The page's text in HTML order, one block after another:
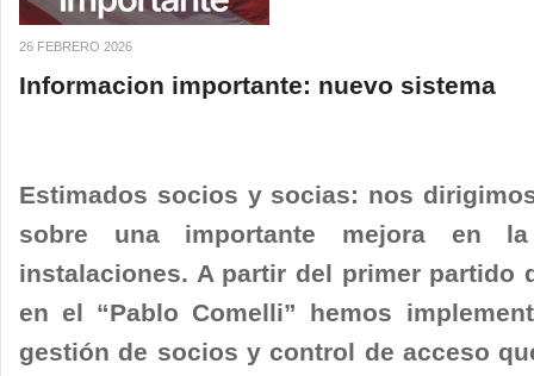
26 FEBRERO 2026
Informacion importante: nuevo sistema
Estimados socios y socias: nos
sobre una importante mejora en
instalaciones. A partir del primer partido
en el “Pablo Comelli” hemos
gestión de socios y control de acceso